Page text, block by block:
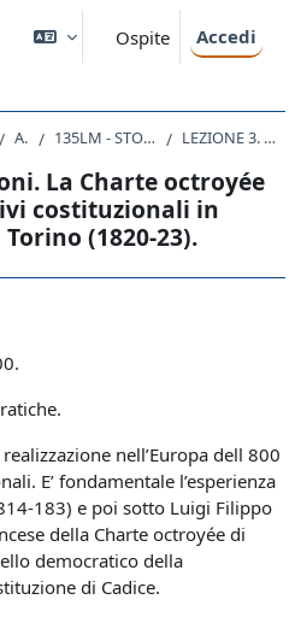
Ospite Accedi
A.A. 2019 - 2020 135LM - STORIA DELLA FORMAZIONE DEGLI STATI NAZIONALI NEL XIX SECOLO 2019 LEZIONE 3. Costituzioni. La Charte octroyée di Luigi XVIII. Tentativi costituzionali in Spagna, a Napoli e a Torino (1820-23).
La Charte octroyée
costituzionali in
(1820-23).
nell’Europa dell 800
E’ fondamentale l’esperienza
183) e poi sotto Luigi Filippo
della Charte octroyée di
democratico della
di Cadice.